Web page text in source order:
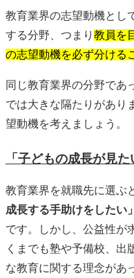
教育業界の志望動機とし
する分野、つまり 教員を
の志望動機を必ず分ける
同じ教育業界の分野であ
では大きな隔たりがあり
望動機を考えましょう。
「子どもの成長が見
教育業界を就職先に選ぶ
成長する手助けをしたい」
です。しかし、公益性が
くまでも塾や予備校、出
な教育に関する理念があ